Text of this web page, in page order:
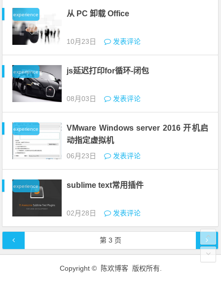
experience 从 PC 卸载 Office
10月23日 发表评论
experience js延迟打印for循环-闭包
08月03日 发表评论
experience
VMware Windows server 2016 开机启
动指定虚拟机
06月23日 发表评论
experience sublime text常用插件
02月28日 发表评论
文章导航 第 3 页
Copyright © 陈欢博客 版权所有.